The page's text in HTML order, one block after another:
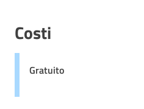
Costi
Gratuito